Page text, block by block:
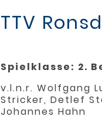
TTV
Spielklasse: 2.
v.l.n.r. Wolfgang
Stricker, Detlef
Johannes Hahn